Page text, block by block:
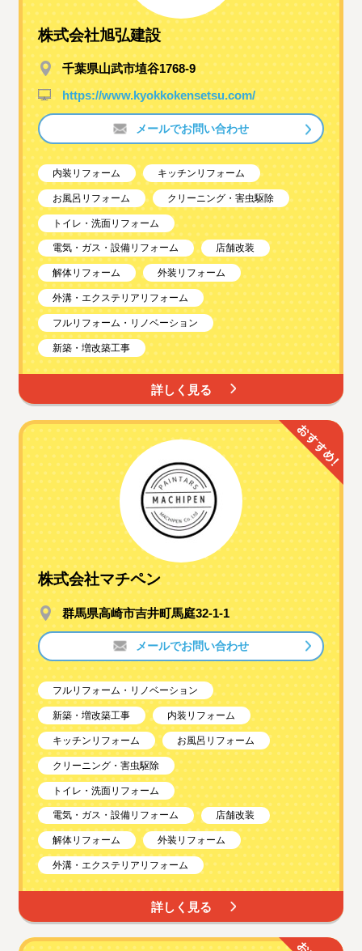
株式会社旭弘建設
千葉県山武市埴谷1768-9
https://www.kyokkokensetsu.com/
メールでお問い合わせ
内装リフォーム キッチンリフォーム
お風呂リフォーム クリーニング・害虫駆除
トイレ・洗面リフォーム
電気・ガス・設備リフォーム 店舗改装
解体リフォーム 外装リフォーム
外溝・エクステリアリフォーム
フルリフォーム・リノベーション
新築・増改築工事
詳しく見る
株式会社マチペン
群馬県高崎市吉井町馬庭32-1-1
メールでお問い合わせ
フルリフォーム・リノベーション
新築・増改築工事 内装リフォーム
キッチンリフォーム お風呂リフォーム
クリーニング・害虫駆除
トイレ・洗面リフォーム
電気・ガス・設備リフォーム 店舗改装
解体リフォーム 外装リフォーム
外溝・エクステリアリフォーム
詳しく見る